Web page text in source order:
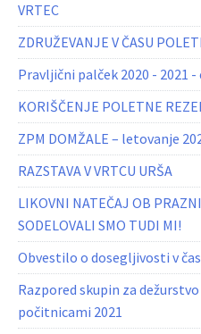
VRTEC
ZDRUŽEVANJE V ČASU
Pravljični palček 2020 - 2021
KORIŠČENJE POLETNE
ZPM DOMŽALE – letovanje
RAZSTAVA V VRTCU URŠA
LIKOVNI NATEČAJ OB
SODELOVALI SMO TUDI MI!
Obvestilo o dosegljivosti v
Razpored skupin za
počitnicami 2021